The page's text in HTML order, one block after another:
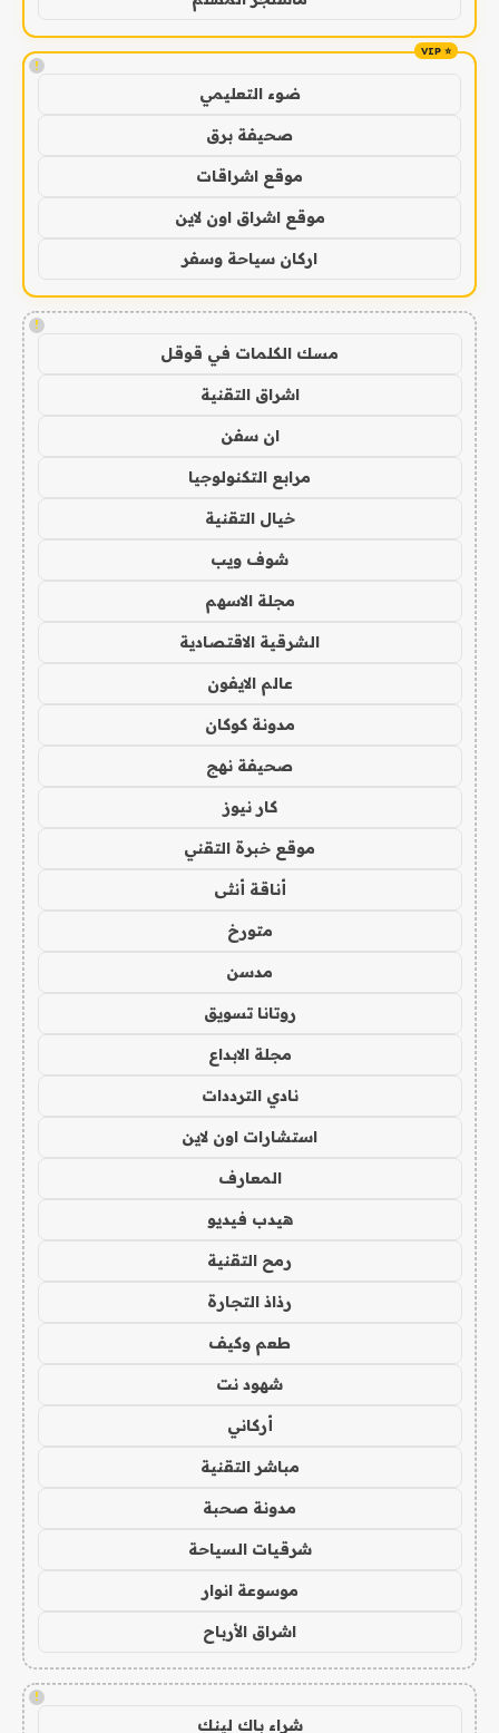
!
ضوء التعليمي
صحيفة برق
موقع اشراقات
موقع اشراق اون لاين
اركان سياحة وسفر
!
مسك الكلمات في قوقل
اشراق التقنية
ان سفن
مرابع التكنولوجيا
خيال التقنية
شوف ويب
مجلة الاسهم
الشرقية الاقتصادية
عالم الايفون
مدونة كوكان
صحيفة نهج
كار نيوز
موقع خبرة التقني
أناقة أنثى
متورخ
مدسن
روتانا تسويق
مجلة الابداع
نادي الترددات
استشارات اون لاين
المعارف
هيدب فيديو
رمح التقنية
رذاذ التجارة
طعم وكيف
شهود نت
أركاني
مباشر التقنية
مدونة صحبة
شرقيات السياحة
موسوعة انوار
اشراق الأرباح
!
شراء باك لينك